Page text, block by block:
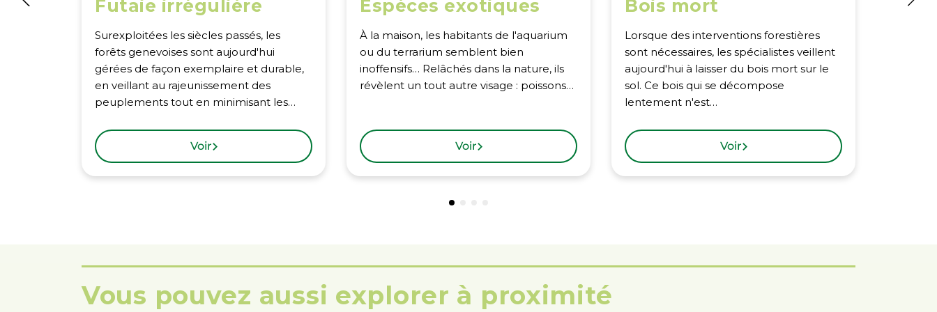
Futaie irrégulière
Surexploitées les siècles passés, les
forêts genevoises sont aujourd'hui
gérées de façon exemplaire et durable,
en veillant au rajeunissement des
peuplements tout en minimisant les…
Voir
Espèces exotiques
À la maison, les habitants de l'aquarium
ou du terrarium semblent bien
inoffensifs… Relâchés dans la nature, ils
révèlent un tout autre visage : poissons…
Voir
Bois mort
Lorsque des interventions forestières
sont nécessaires, les spécialistes veillent
aujourd'hui à laisser du bois mort sur le
sol. Ce bois qui se décompose
lentement n'est…
Voir
Vous pouvez aussi explorer à proximité